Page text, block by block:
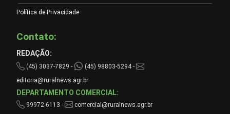
Política de Privacidade
Contato:
REDAÇÃO:
(45) 3037-7829 -
(45) 98803-5294 -
editoria@ruralnews.agr.br
DEPARTAMENTO COMERCIAL:
99972-6113 - comercial@ruralnews.agr.br